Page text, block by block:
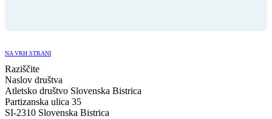
NA VRH STRANI
Raziščite
Naslov društva
Atletsko društvo Slovenska Bistrica
Partizanska ulica 35
SI-2310 Slovenska Bistrica